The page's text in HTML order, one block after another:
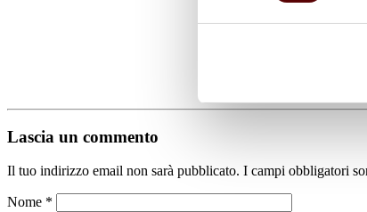
Lascia un commento
Il tuo indirizzo email non sarà pubblicato. I campi obbligatori
Nome *